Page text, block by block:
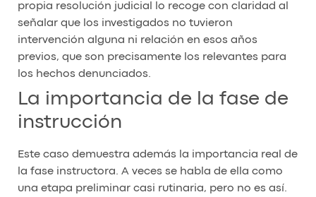
propia resolución judicial lo recoge con claridad al
señalar que los investigados no tuvieron
intervención alguna ni relación en esos años
previos, que son precisamente los relevantes para
los hechos denunciados.
La importancia de la fase de
instrucción
Este caso demuestra además la importancia real de
la fase instructora. A veces se habla de ella como
una etapa preliminar casi rutinaria, pero no es así.